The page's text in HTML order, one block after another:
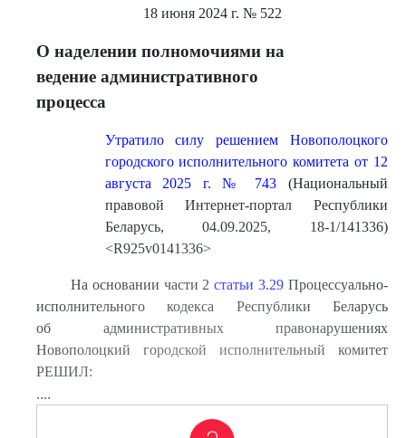
18 июня 2024 г. № 522
О наделении полномочиями на
ведение административного
процесса
Утратило силу решением Новополоцкого
городского исполнительного комитета от 12
августа 2025 г. № 743 (Национальный
правовой Интернет-портал Республики
Беларусь, 04.09.2025, 18-1/141336)
<R925v0141336>
На основании части 2статьи 3.29 Процессуально-
исполнительного кодекса Республики Беларусь
об административных правонарушениях
Новополоцкий городской исполнительный комитет
РЕШИЛ:
....